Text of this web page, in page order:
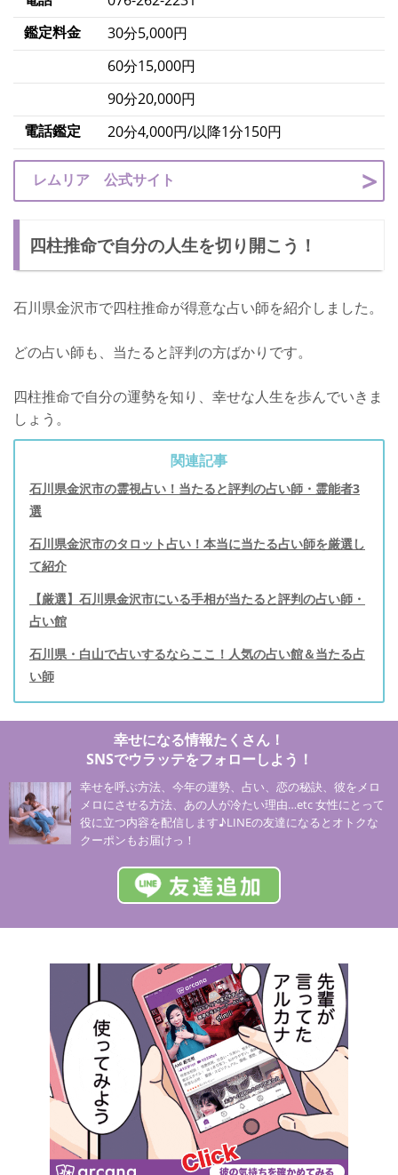
鑑定料金
30分5,000円
60分15,000円
90分20,000円
電話鑑定
20分4,000円/以降1分150円
レムリア 公式サイト
四柱推命で自分の人生を切り開こう！
石川県金沢市で四柱推命が得意な占い師を紹介しました。
どの占い師も、当たると評判の方ばかりです。
四柱推命で自分の運勢を知り、幸せな人生を歩んでいきま
しょう。
関連記事
石川県金沢市の霊視占い！当たると評判の占い師・霊能者3
選
石川県金沢市のタロット占い！本当に当たる占い師を厳選し
て紹介
【厳選】石川県金沢市にいる手相が当たると評判の占い師・
占い館
石川県・白山で占いするならここ！人気の占い館＆当たる占
い師
幸せになる情報たくさん！
SNSでウラッテをフォローしよう！
幸せを呼ぶ方法、今年の運勢、占い、恋の秘訣、彼をメロ
メロにさせる方法、あの人が冷たい理由…etc 女性にとって
役に立つ内容を配信します♪LINEの友達になるとオトクな
クーポンもお届けっ！